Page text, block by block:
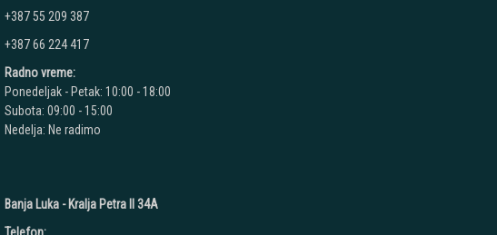
+387 55 209 387
+387 66 224 417
Radno vreme:
Ponedeljak - Petak: 10:00 - 18:00
Subota: 09:00 - 15:00
Nedelja: Ne radimo
Banja Luka - Kralja Petra II 34A